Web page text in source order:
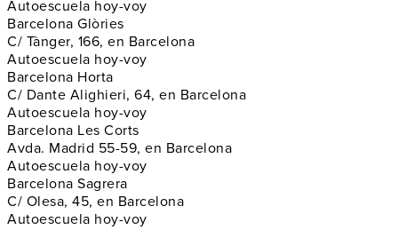
Autoescuela hoy-voy
Barcelona Glòries
C/ Tànger, 166, en Barcelona
Autoescuela hoy-voy
Barcelona Horta
C/ Dante Alighieri, 64, en Barcelona
Autoescuela hoy-voy
Barcelona Les Corts
Avda. Madrid 55-59, en Barcelona
Autoescuela hoy-voy
Barcelona Sagrera
C/ Olesa, 45, en Barcelona
Autoescuela hoy-voy